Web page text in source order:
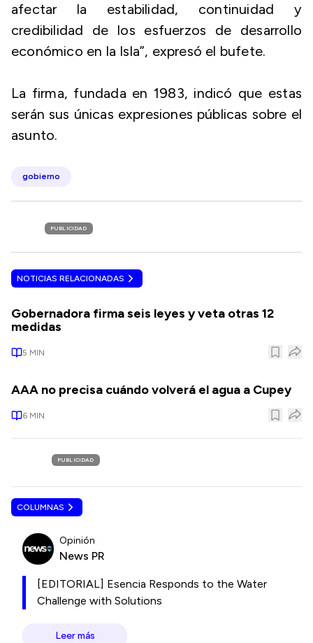
afectar la estabilidad, continuidad y
credibilidad de los esfuerzos de desarrollo
económico en la Isla”, expresó el bufete.
La firma, fundada en 1983, indicó que estas
serán sus únicas expresiones públicas sobre el
asunto.
gobierno
PUBLICIDAD
NOTICIAS RELACIONADAS
Gobernadora firma seis leyes y veta otras 12
medidas
5 MIN
AAA no precisa cuándo volverá el agua a Cupey
6 MIN
PUBLICIDAD
COLUMNAS
Opinión
News PR
[EDITORIAL] Esencia Responds to the Water
Challenge with Solutions
Leer más